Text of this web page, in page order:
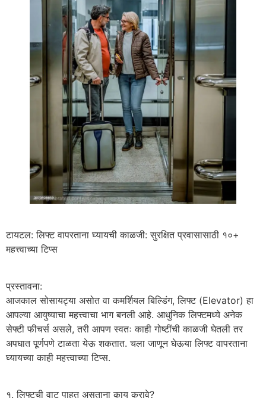
​टायटल: लिफ्ट वापरताना घ्यायची काळजी: सुरक्षित प्रवासासाठी १०+
महत्त्वाच्या टिप्स
​प्रस्तावना:
आजकाल सोसायट्या असोत वा कमर्शियल बिल्डिंग, लिफ्ट (Elevator) हा
आपल्या आयुष्याचा महत्त्वाचा भाग बनली आहे. आधुनिक लिफ्टमध्ये अनेक
सेफ्टी फीचर्स असले, तरी आपण स्वतः काही गोष्टींची काळजी घेतली तर
अपघात पूर्णपणे टाळता येऊ शकतात. चला जाणून घेऊया लिफ्ट वापरताना
घ्यायच्या काही महत्त्वाच्या टिप्स.
​१. लिफ्टची वाट पाहत असताना काय करावे?